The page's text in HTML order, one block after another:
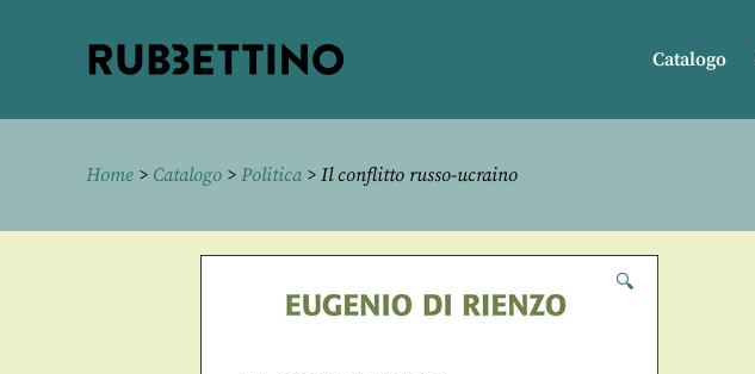
Catalogo
Home > Catalogo > Politica> Il conflitto russo-ucraino
🔍